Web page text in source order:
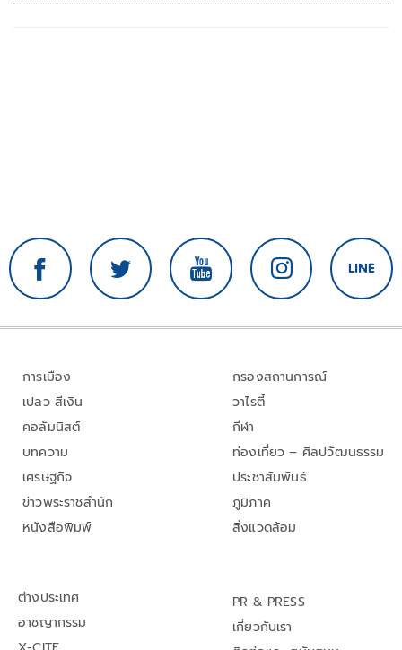
การเมือง
เปลว สีเงิน
คอลัมนิสต์
บทความ
เศรษฐกิจ
ข่าวพระราชสำนัก
หนังสือพิมพ์
กรองสถานการณ์
วาไรตี้
กีฬา
ท่องเที่ยว – ศิลปวัฒนธรรม
ประชาสัมพันธ์
ภูมิภาค
สิ่งแวดล้อม
ต่างประเทศ
อาชญากรรม
PR & PRESS
เกี่ยวกับเรา